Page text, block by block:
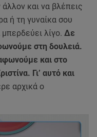
και να βλέπεις
ή τη γυναίκα σου
λίγο. Δε
στη δουλειά.
και στο
Γι’ αυτό και
αρχικά ο